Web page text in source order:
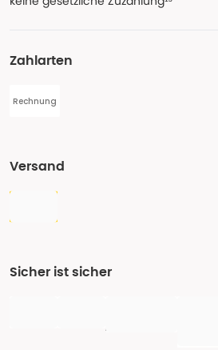
Zahlarten
Rechnung
Versand
Sicher ist sicher